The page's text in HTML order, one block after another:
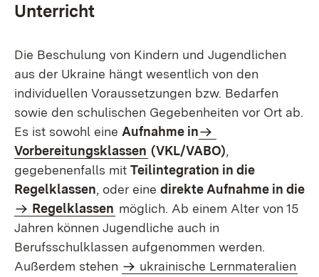
Unterricht
Die Beschulung von Kindern und Jugendlichen
aus der Ukraine hängt wesentlich von den
individuellen Voraussetzungen bzw. Bedarfen
sowie den schulischen Gegebenheiten vor Ort ab.
Es ist sowohl eine Aufnahme in
Vorbereitungsklassen (VKL/VABO),
gegebenenfalls mit Teilintegration in die
Regelklassen, oder eine direkte Aufnahme in die
Regelklassen möglich. Ab einem Alter von 15
Jahren können Jugendliche auch in
Berufsschulklassen aufgenommen werden.
Außerdem stehen
ukrainische Lernmateralien